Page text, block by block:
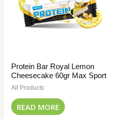
Protein Bar Royal Lemon
Cheesecake 60gr Max Sport
All Products
READ MORE